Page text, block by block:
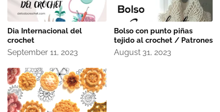
Dia Internacional del
crochet
September 11, 2023
Bolso con punto piñas
tejido al crochet / Patrones
August 31, 2023